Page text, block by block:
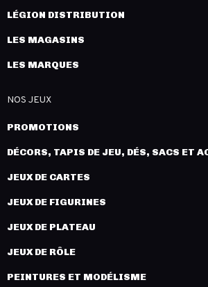
LÉGION DISTRIBUTION
LES MAGASINS
LES MARQUES
NOS JEUX
PROMOTIONS
DÉCORS, TAPIS DE JEU, DÉS, SACS ET
JEUX DE CARTES
JEUX DE FIGURINES
JEUX DE PLATEAU
JEUX DE RÔLE
PEINTURES ET MODÉLISME